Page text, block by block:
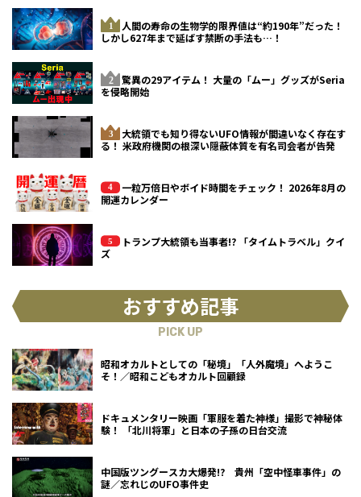
人間の寿命の生物学的限界値は“約190年”だった！
しかし627年まで延ばす禁断の手法も…！
驚異の29アイテム！ 大量の「ムー」グッズがSeria
を侵略開始
大統領でも知り得ないUFO情報が間違いなく存在す
る！ 米政府機関の根深い隠蔽体質を有名司会者が告発
一粒万倍日やボイド時間をチェック！ 2026年8月の
開運カレンダー
トランプ大統領も当事者!? 「タイムトラベル」クイ
ズ
おすすめ記事
PICK UP
昭和オカルトとしての「秘境」「人外魔境」へようこ
そ！／昭和こどもオカルト回顧録
ドキュメンタリー映画「軍服を着た神様」撮影で神秘体
験！ 「北川将軍」と日本の子孫の日台交流
中国版ツングースカ大爆発!? 貴州「空中怪車事件」の
謎／忘れじのUFO事件史